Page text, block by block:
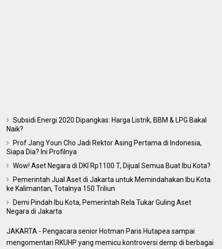
Subsidi Energi 2020 Dipangkas: Harga Listrik, BBM & LPG Bakal
Naik?
Prof Jang Youn Cho Jadi Rektor Asing Pertama di Indonesia,
Siapa Dia? Ini Profilnya
Wow! Aset Negara di DKI Rp1100 T, Dijual Semua Buat Ibu Kota?
Pemerintah Jual Aset di Jakarta untuk Memindahakan Ibu Kota
ke Kalimantan, Totalnya 150 Triliun
Demi Pindah Ibu Kota, Pemerintah Rela Tukar Guling Aset
Negara di Jakarta
JAKARTA - Pengacara senior Hotman Paris Hutapea sampai
mengomentari RKUHP yang memicu kontroversi demp di berbagai